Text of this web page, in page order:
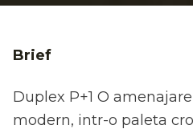
Brief
Duplex P+1 O
modern, intr-o paleta